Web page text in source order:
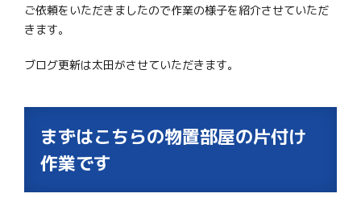
ご依頼をいただきましたので作業の様子を紹介させていただ
きます。
ブログ更新は太田がさせていただきます。
まずはこちらの物置部屋の片付け
作業です